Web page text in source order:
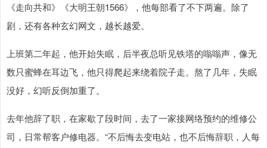
《走向共和》《大明王朝1566》，他每部看了不下两遍。除了
剧，还有各种玄幻网文，越长越爱。
上班第二年起，他开始失眠，后半夜总听见铁塔的嗡嗡声，像无
数只蜜蜂在耳边飞，他只得爬起来绕着院子走。熬了几年，失眠
没好，幻听反倒加重了。
去年他辞了职，在家歇了段时间，去了一家接网络预约的维修公
司，日常帮客户修电器。“不后悔去变电站，也不后悔辞职，人每